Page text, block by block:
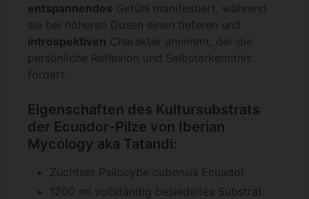
entspannendes Gefühl manifestiert, während
sie bei höheren Dosen einen tieferen und
introspektiven Charakter annimmt, der die
persönliche Reflexion und Selbsterkenntnis
fördert.
Eigenschaften des Kultursubstrats
der Ecuador-Pilze von Iberian
Mycology aka Tatandi:
Zuchtset Psilocybe cubensis Ecuador
1200 ml vollständig besiedeltes Substrat